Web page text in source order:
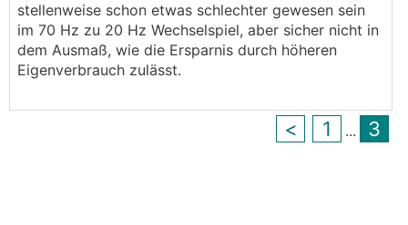
stellenweise schon etwas schlechter gewesen sein
im 70 Hz zu 20 Hz Wechselspiel, aber sicher nicht in
dem Ausmaß, wie die Ersparnis durch höheren
Eigenverbrauch zulässt.
< 1 ... 3